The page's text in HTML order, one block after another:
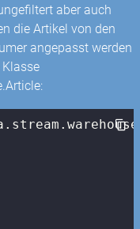
aber auch
die Artikel von den
angepasst werden